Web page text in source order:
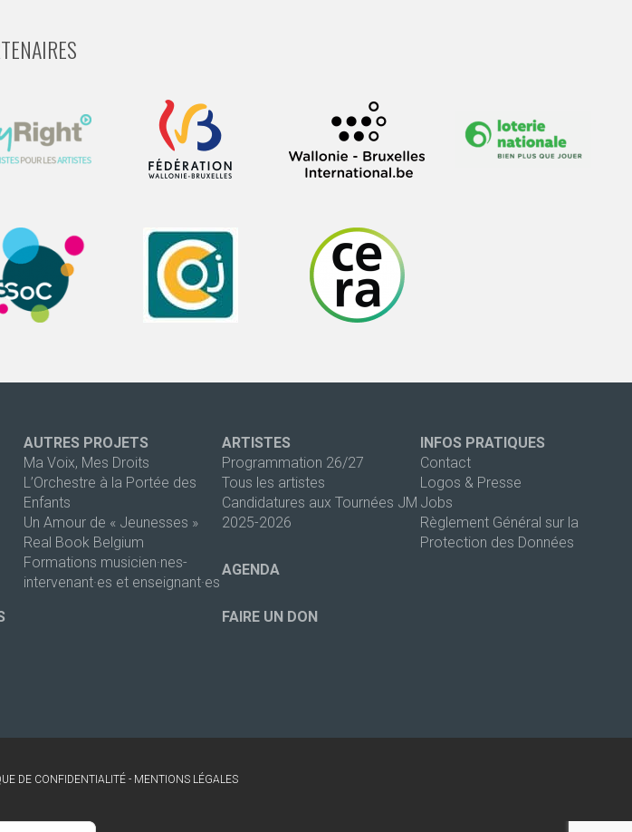
AUTRES PROJETS
Ma Voix, Mes Droits
L’Orchestre à la Portée des
Enfants
Un Amour de « Jeunesses »
Real Book Belgium
Formations musicien·nes-
intervenant·es et enseignant·es
ARTISTES
Programmation 26/27
Tous les artistes
Candidatures aux Tournées JM
2025-2026
AGENDA
FAIRE UN DON
INFOS PRATIQUES
Contact
Logos & Presse
Jobs
Règlement Général sur la
Protection des Données
DE CONFIDENTIALITÉ- MENTIONS LÉGALES